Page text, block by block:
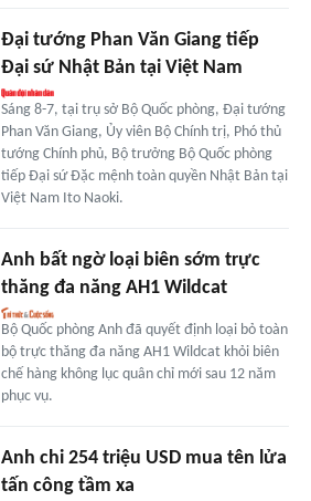
Đại tướng Phan Văn Giang tiếp
Đại sứ Nhật Bản tại Việt Nam
Sáng 8-7, tại trụ sở Bộ Quốc phòng, Đại tướng
Phan Văn Giang, Ủy viên Bộ Chính trị, Phó thủ
tướng Chính phủ, Bộ trưởng Bộ Quốc phòng
tiếp Đại sứ Đặc mệnh toàn quyền Nhật Bản tại
Việt Nam Ito Naoki.
Anh bất ngờ loại biên sớm trực
thăng đa năng AH1 Wildcat
Bộ Quốc phòng Anh đã quyết định loại bỏ toàn
bộ trực thăng đa năng AH1 Wildcat khỏi biên
chế hàng không lục quân chỉ mới sau 12 năm
phục vụ.
Anh chi 254 triệu USD mua tên lửa
tấn công tầm xa